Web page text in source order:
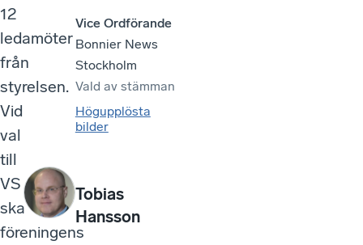
12
ledamöter
från
styrelsen.
Vid
val
till
VS
ska
föreningens
Vice Ordförande
Bonnier News
Stockholm
Vald av stämman
Högupplösta
bilder
Tobias
Hansson